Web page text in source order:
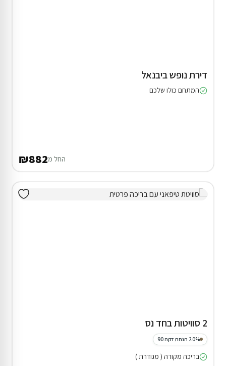
דירת נופש ביבנאל
המתחם כולו שלכם
החל מ₪882
2 סוויטות בחד נס
20% הנחת דקה 90
בריכה מקורה ( מגודרת )